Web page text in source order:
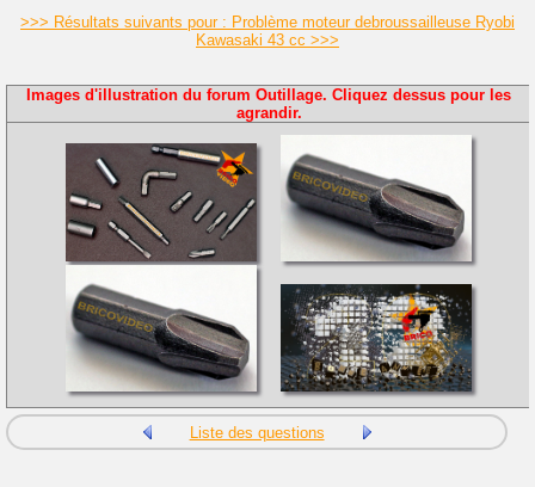
>>> Résultats suivants pour : Problème moteur debroussailleuse Ryobi
Kawasaki 43 cc >>>
Images d'illustration du forum Outillage. Cliquez dessus pour les
agrandir.
Liste des questions